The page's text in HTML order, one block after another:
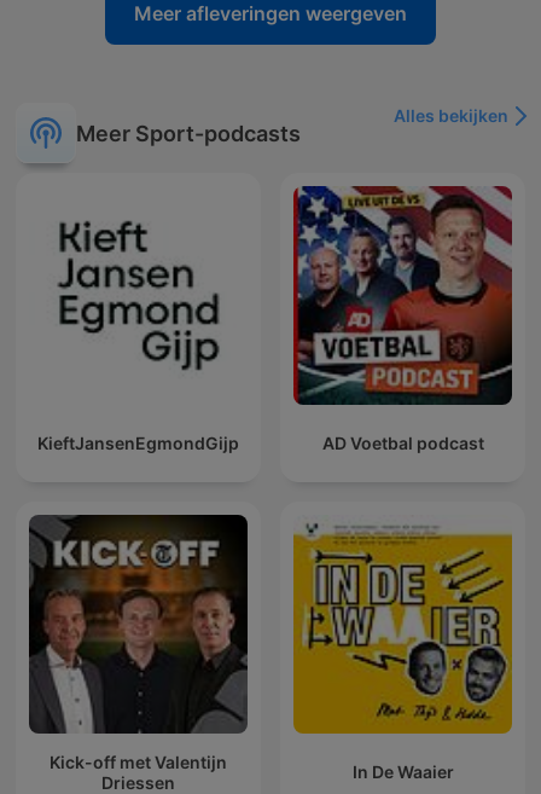
Meer afleveringen weergeven
Meer Sport-podcasts
Alles bekijken
KieftJansenEgmondGijp AD Voetbal podcast
Kick-off met Valentijn
Driessen
In De Waaier